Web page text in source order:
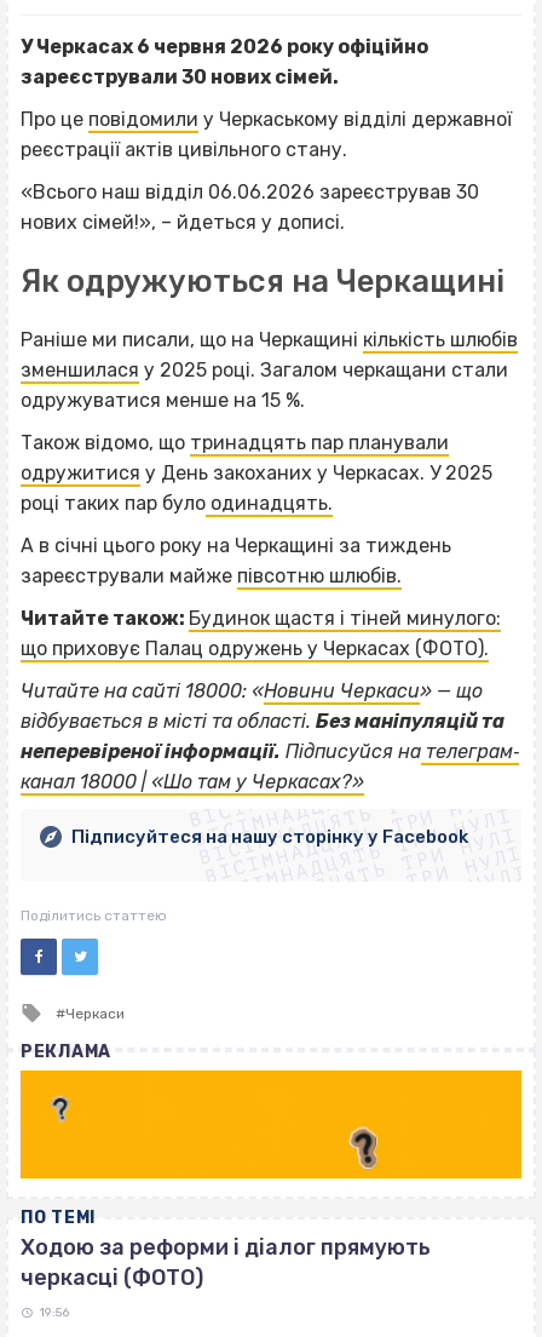
У Черкасах 6 червня 2026 року офіційно
зареєстрували 30 нових сімей.
Про це повідомили у Черкаському відділі державної
реєстрації актів цивільного стану.
«Всього наш відділ 06.06.2026 зареєстрував 30
нових сімей!», – йдеться у дописі.
Як одружуються на Черкащині
Раніше ми писали, що на Черкащині кількість шлюбів
зменшилася у 2025 році. Загалом черкащани стали
одружуватися менше на 15 %.
Також відомо, що тринадцять пар планували
одружитися у День закоханих у Черкасах. У 2025
році таких пар було одинадцять.
А в січні цього року на Черкащині за тиждень
зареєстрували майже півсотню шлюбів.
Читайте також: Будинок щастя і тіней минулого:
що приховує Палац одружень у Черкасах (ФОТО).
Читайте на сайті 18000: «Новини Черкаси» — що
відбувається в місті та області. Без маніпуляцій та
неперевіреної інформації. Підписуйся на телеграм‐
канал 18000 | «Шо там у Черкасах?»
ВІСІМНАДЦЯТЬ ТРИ НУЛІ
ВІСІМНАДЦЯТЬ ТРИ НУЛІ
ВІСІМНАДЦЯТЬ ТРИ НУЛІ
ВІСІМНАДЦЯТЬ ТРИ НУЛІ
ВІСІМНАДЦЯТЬ ТРИ НУЛІ
ВІСІМНАДЦЯТЬ ТРИ НУЛІ
ВІСІМНАДЦЯТЬ ТРИ НУЛІ
ВІСІМНАДЦЯТЬ ТРИ НУЛІ
Підписуйтеся на нашу сторінку у Facebook
Поділитись статтею
Tagged
Черкаси
РЕКЛАМА
ПО ТЕМІ
Ходою за реформи і діалог прямують
черкасці (ФОТО)
19:56